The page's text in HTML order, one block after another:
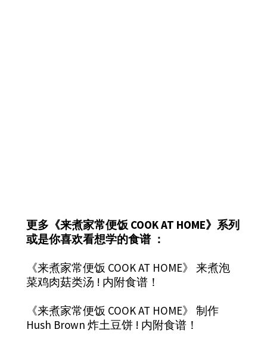
更多《来煮家常便饭 COOK AT HOME》系列
或是你喜欢看想学的食谱 ：
《来煮家常便饭 COOK AT HOME》 来煮泡
菜鸡肉菇类汤 ! 内附食谱！
《来煮家常便饭 COOK AT HOME》 制作
Hush Brown 炸土豆饼 ! 内附食谱！